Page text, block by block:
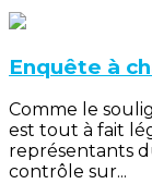
Enquête à
Comme le
est tout à fait
représentants
contrôle sur...